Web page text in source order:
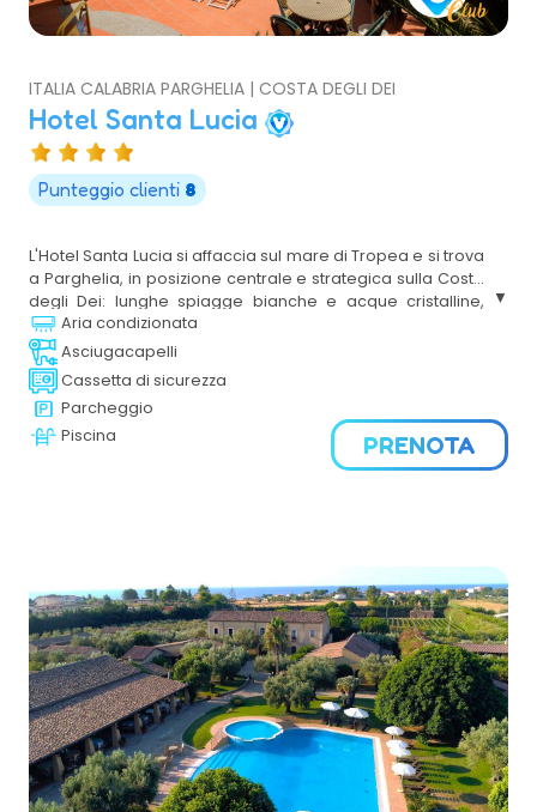
ITALIA CALABRIA PARGHELIA | COSTA DEGLI DEI
Hotel Santa Lucia
Punteggio clienti 8
L'Hotel Santa Lucia si affaccia sul mare di Tropea e si trova
a Parghelia, in posizione centrale e strategica sulla Costa
degli Dei: lunghe spiagge bianche e acque cristalline,
imponenti scogliere e una natura spettacolare. Aperto da
aprile a ottobre, Hotel Santa Lucia è ideale per le tue
vacanze in famiglia con bambini e ragazzi, di coppia e di
gruppo in un ambiente protetto e dotato di ogni comfort,
nella Calabria più bella, tutta da esplorare.
Aria condizionata
Asciugacapelli
Cassetta di sicurezza
Parcheggio
Piscina
PRENOTA